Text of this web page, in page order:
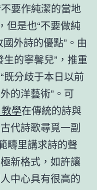
要作純潔的當地
但是也“不要做純
外詩的優點”。由
的寧馨兒”，推重
既分歧于本日以前
的洋藝術”。可
學在傳統的詩與
代詩歌尋覓一副
疇里講求詩的聲
新格式，如許讓
中心具有很高的